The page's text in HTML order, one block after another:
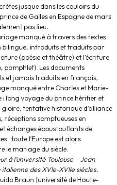
jusque dans les couloirs du
de Galles en Espagne de mars
pas lieu.
manqué à travers des textes
bilingue, introduits et traduits par
(poésie et théâtre) et l’écriture
pamphlet). Les documents
et jamais traduits en français,
manqué entre Charles et Marie-
: long voyage du prince héritier et
tentative historique d’alliance
somptueuses en
échanges époustouflants de
: toute l’Europe est alors
le mariage du siècle.
à l’université Toulouse – Jean
des XVIe-XVIIe siècles.
Braun (université de Haute-